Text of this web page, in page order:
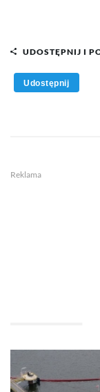
UDOSTĘPNIJ I
Udostępnij
Reklama